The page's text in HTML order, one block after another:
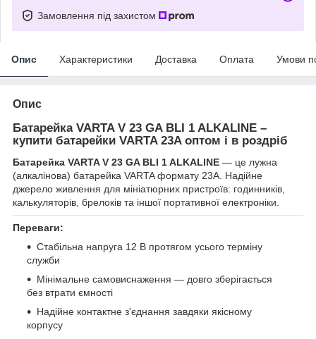
Замовлення під захистом
Опис Характеристики Доставка Оплата Умови
Опис
Батарейка VARTA V 23 GA BLI 1 ALKALINE –
купити батарейки VARTA 23A оптом і в роздріб
Батарейка VARTA V 23 GA BLI 1 ALKALINE — це лужна
(алкалінова) батарейка VARTA формату 23A. Надійне
джерело живлення для мініатюрних пристроїв: годинників,
калькуляторів, брелоків та іншої портативної електроніки.
Переваги:
Стабільна напруга 12 В протягом усього терміну
служби
Мінімальне самовиснаження — довго зберігається
без втрати ємності
Надійне контактне з'єднання завдяки якісному
корпусу